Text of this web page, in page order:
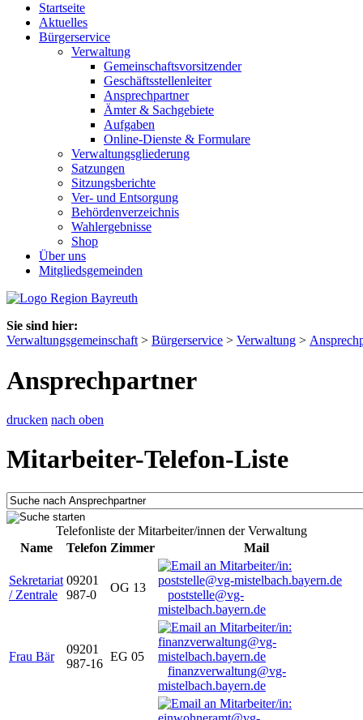
Startseite
Aktuelles
Bürgerservice
Verwaltung
Gemeinschaftsvorsitzender
Geschäftsstellenleiter
Ansprechpartner
Ämter & Sachgebiete
Aufgaben
Online-Dienste & Formulare
Verwaltungsgliederung
Satzungen
Sitzungsberichte
Ver- und Entsorgung
Behördenverzeichnis
Wahlergebnisse
Shop
Über uns
Mitgliedsgemeinden
Sie sind hier:
Verwaltungsgemeinschaft > Bürgerservice > Verwaltung >
Ansprechpartner
drucken nach oben
Mitarbeiter-Telefon-Liste
Telefonliste der Mitarbeiter/innen der Verwaltung
Name
Telefon Zimmer Mail
Sekretariat
/ Zentrale
09201
987-0
OG 13
poststelle@vg-
mistelbach.bayern.de
Frau Bär
09201
987-16
EG 05
finanzverwaltung@vg-
mistelbach.bayern.de